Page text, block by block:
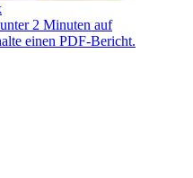
2 Minuten auf
einen PDF-Bericht.